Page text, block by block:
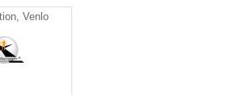
Venlo